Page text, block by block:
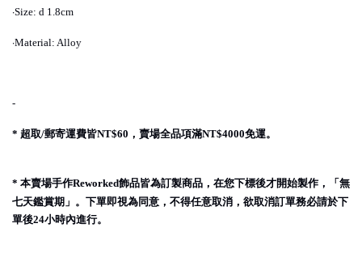
·Size: d 1.8cm
·Material: Alloy
-
* 超取/郵寄運費皆NT$60 ，賣場全品項滿NT$4000免運。
* 本賣場手作Reworked飾品皆為訂製商品，在您下標後才開始製作，「無
七天鑑賞期」。下單即視為同意，不得任意取消，欲取消訂單務必請於下
單後24小時內進行。